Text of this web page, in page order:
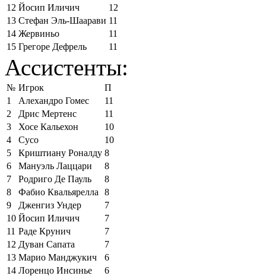
12 Йосип Иличич
12
13 Стефан Эль-Шаарави 11
14 Жервиньо
11
15 Грегоре Дефрель 11
Ассистенты:
№ Игрок
П
1
Алехандро Гомес
11
2
Дрис Мертенс
11
3
Хосе Кальехон
10
4
Сусо
10
5
Криштиану Роналду 8
6
Мануэль Лаццари
8
7
Родриго Де Пауль
8
8
Фабио Квальярелла
8
9
Дженгиз Ундер
7
10 Йосип Иличич
7
11 Раде Крунич
7
12 Дуван Сапата
7
13 Марио Манджукич
6
14 Лоренцо Инсинье
6